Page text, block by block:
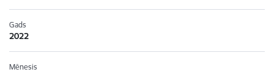
Gads
2022
Mēnesis